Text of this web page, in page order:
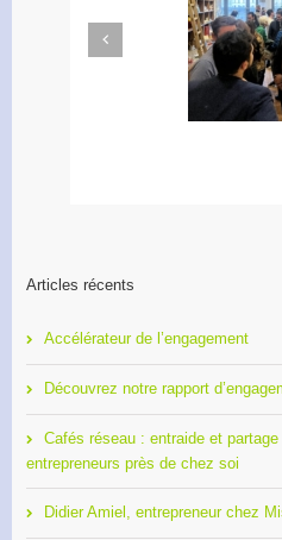
Previous
Articles récents
Accélérateur de l’engagement
Découvrez notre rapport
Cafés réseau : entraide et
entrepreneurs près de chez soi
Didier Amiel, entrepreneur chez